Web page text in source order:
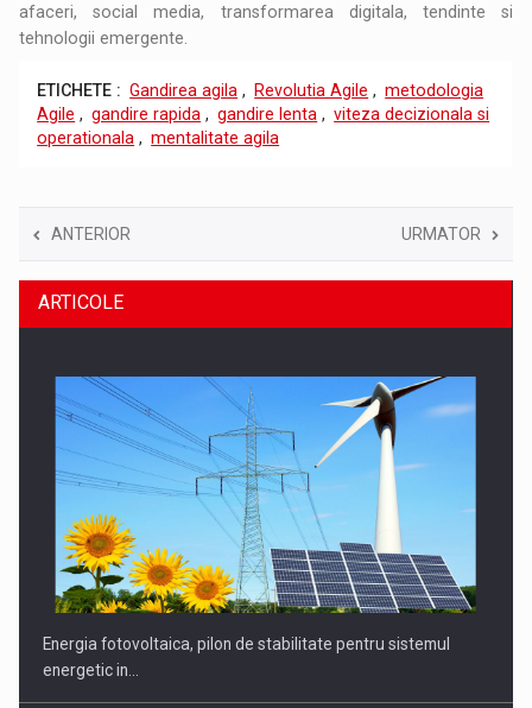
afaceri, social media, transformarea digitala, tendinte si
tehnologii emergente.
ETICHETE : Gandirea agila , Revolutia Agile , metodologia
Agile , gandire rapida , gandire lenta , viteza decizionala si
operationala , mentalitate agila
ANTERIOR URMATOR
ARTICOLE
Energia fotovoltaica, pilon de stabilitate pentru sistemul
energetic in…